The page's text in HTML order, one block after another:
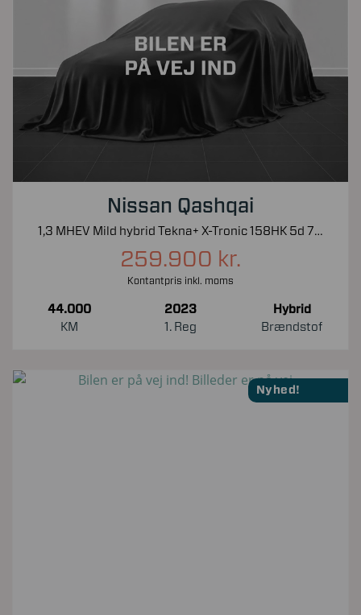
Nissan Qashqai
1,3 MHEV Mild hybrid Tekna+ X-Tronic 158HK 5d 7g Aut.
259.900 kr.
Kontantpris inkl. moms
44.000
KM
2023
1. Reg
Hybrid
Brændstof
Nyhed!